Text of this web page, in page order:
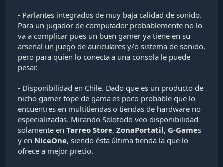
- Parlantes integrados de muy baja calidad de sonido.
Para un jugador de computador probablemente no lo
va a complicar pues un buen gamer ya tiene en su
arsenal un juego de auriculares y/o sistema de sonido,
pero para quien lo conecta a una consola le puede
pesar.
- Disponibilidad en Chile. Dado que es un producto de
nicho gamer tope de gama es poco probable que lo
encuentres en multitiendas o tiendas de hardware no
especializadas. Mirando Solotodo veo disponibilidad
solamente en Tarreo Store, ZonaPortatil, G-Games
y en NiceOne, siendo ésta última tienda la que lo
ofrece a mejor precio.